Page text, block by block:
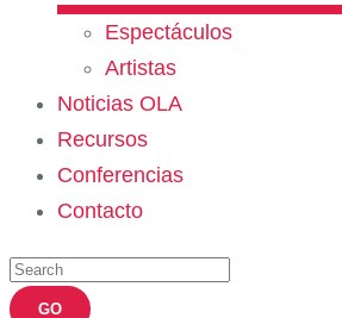
Espectáculos
Artistas
Noticias OLA
Recursos
Conferencias
Contacto